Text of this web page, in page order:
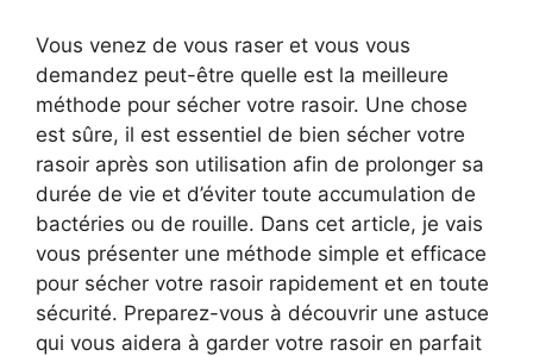
Vous venez de vous raser et vous vous
demandez peut-être quelle est la meilleure
méthode pour sécher votre rasoir. Une chose
est sûre, il est essentiel de bien sécher votre
rasoir après son utilisation afin de prolonger sa
durée de vie et d’éviter toute accumulation de
bactéries ou de rouille. Dans cet article, je vais
vous présenter une méthode simple et efficace
pour sécher votre rasoir rapidement et en toute
sécurité. Preparez-vous à découvrir une astuce
qui vous aidera à garder votre rasoir en parfait